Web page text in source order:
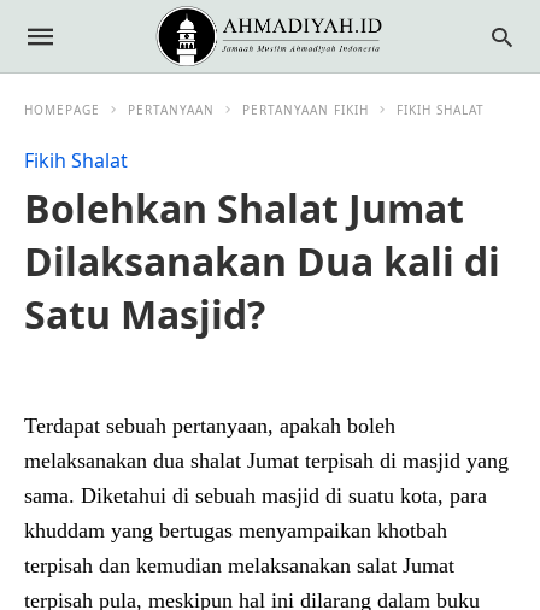
HOMEPAGE PERTANYAAN PERTANYAAN FIKIH FIKIH SHALAT
Fikih Shalat
Bolehkan Shalat Jumat
Dilaksanakan Dua kali di
Satu Masjid?
Terdapat sebuah pertanyaan, apakah boleh
melaksanakan dua shalat Jumat terpisah di masjid yang
sama. Diketahui di sebuah masjid di suatu kota, para
khuddam yang bertugas menyampaikan khotbah
terpisah dan kemudian melaksanakan salat Jumat
terpisah pula, meskipun hal ini dilarang dalam buku